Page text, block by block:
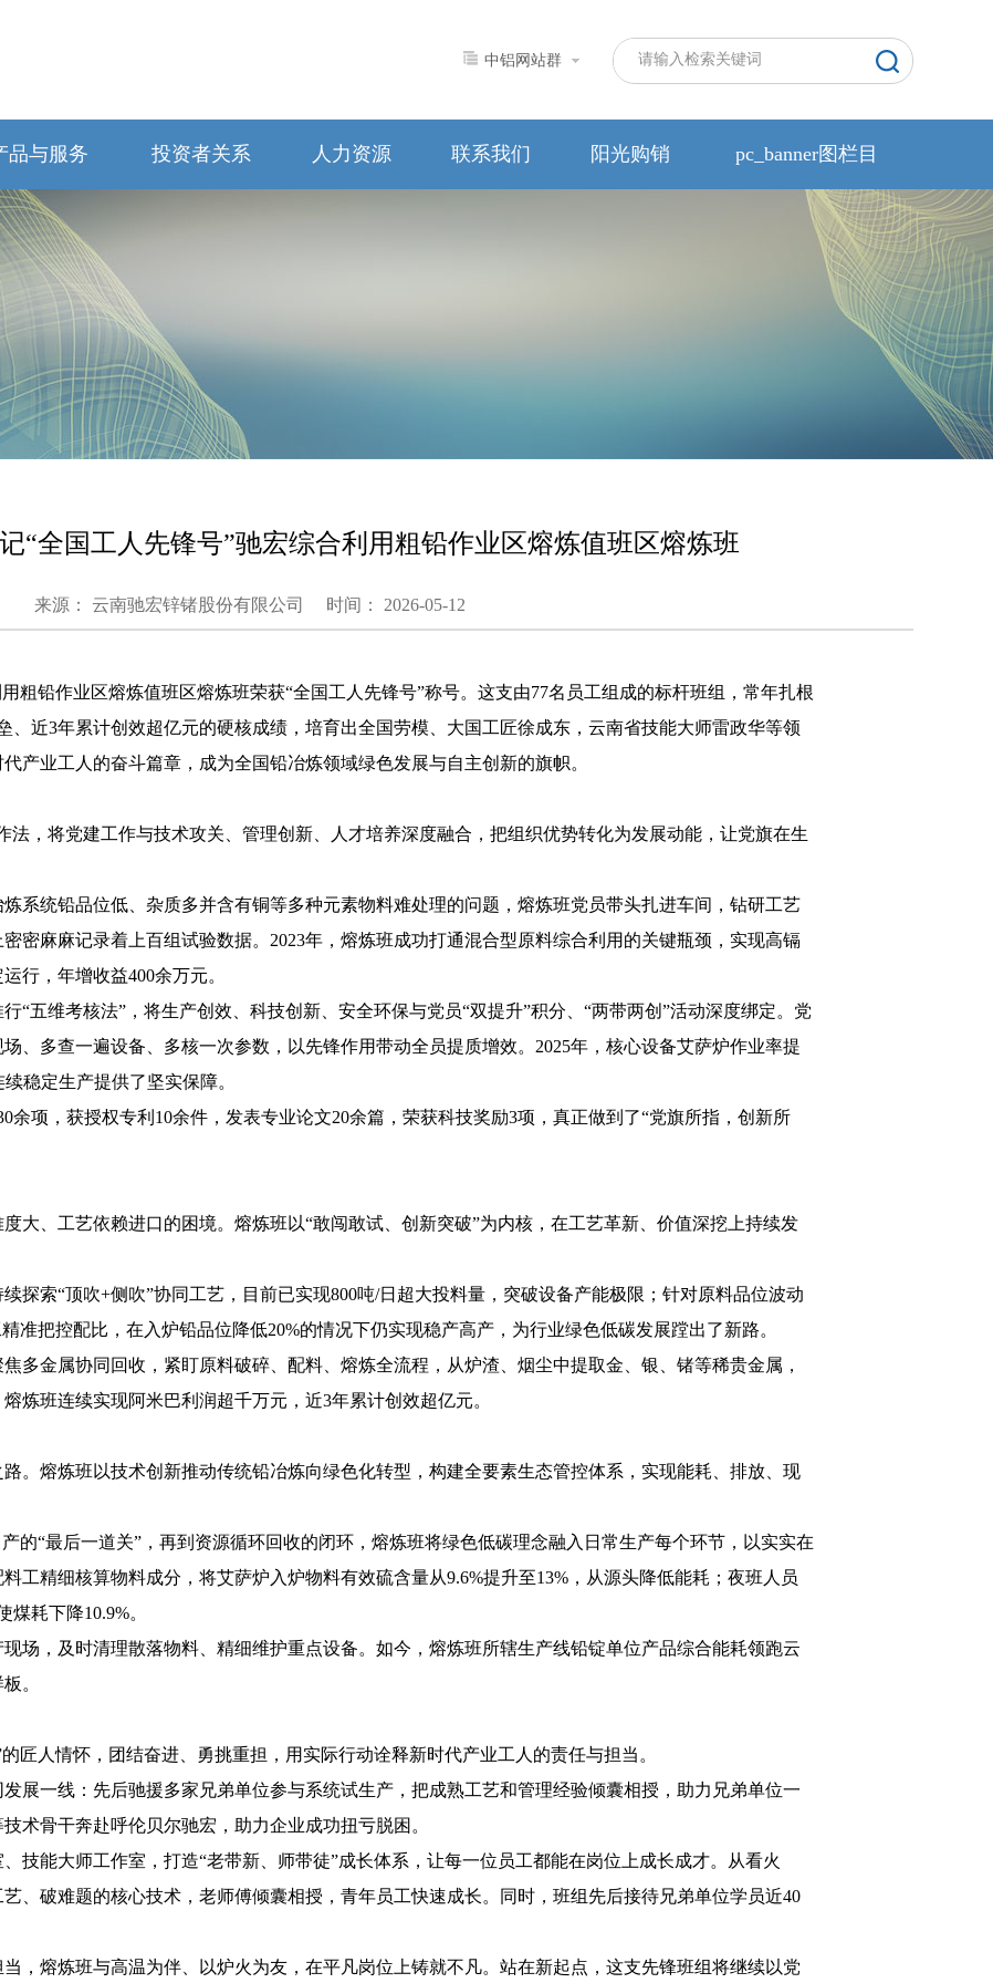
中铝网站群
品与服务 投资者关系 人力资源 联系我们 阳光购销 pc_banner图栏目
全国工人先锋号”驰宏综合利用粗铅作业区熔炼值班区熔炼班
来源： 云南驰宏锌锗股份有限公司 时间： 2026-05-12
粗铅作业区熔炼值班区熔炼班荣获“全国工人先锋号”称号。这支由77名员工组成的标杆班组，常年扎根
、近3年累计创效超亿元的硬核成绩，培育出全国劳模、大国工匠徐成东，云南省技能大师雷政华等领
产业工人的奋斗篇章，成为全国铅冶炼领域绿色发展与自主创新的旗帜。
法，将党建工作与技术攻关、管理创新、人才培养深度融合，把组织优势转化为发展动能，让党旗在生
系统铅品位低、杂质多并含有铜等多种元素物料难处理的问题，熔炼班党员带头扎进车间，钻研工艺
密麻麻记录着上百组试验数据。2023年，熔炼班成功打通混合型原料综合利用的关键瓶颈，实现高镉
行，年增收益400余万元。
“五维考核法”，将生产创效、科技创新、安全环保与党员“双提升”积分、“两带两创”活动深度绑定。党
、多查一遍设备、多核一次参数，以先锋作用带动全员提质增效。2025年，核心设备艾萨炉作业率提
稳定生产提供了坚实保障。
余项，获授权专利10余件，发表专业论文20余篇，荣获科技奖励3项，真正做到了“党旗所指，创新所
大、工艺依赖进口的困境。熔炼班以“敢闯敢试、创新突破”为内核，在工艺革新、价值深挖上持续发
探索“顶吹+侧吹”协同工艺，目前已实现800吨/日超大投料量，突破设备产能极限；针对原料品位波动
准把控配比，在入炉铅品位降低20%的情况下仍实现稳产高产，为行业绿色低碳发展蹚出了新路。
多金属协同回收，紧盯原料破碎、配料、熔炼全流程，从炉渣、烟尘中提取金、银、锗等稀贵金属，
炼班连续实现阿米巴利润超千万元，近3年累计创效超亿元。
。熔炼班以技术创新推动传统铅冶炼向绿色化转型，构建全要素生态管控体系，实现能耗、排放、现
的“最后一道关”，再到资源循环回收的闭环，熔炼班将绿色低碳理念融入日常生产每个环节，以实实在
工精细核算物料成分，将艾萨炉入炉物料有效硫含量从9.6%提升至13%，从源头降低能耗；夜班人员
耗下降10.9%。
场，及时清理散落物料、精细维护重点设备。如今，熔炼班所辖生产线铅锭单位产品综合能耗领跑云
。
匠人情怀，团结奋进、勇挑重担，用实际行动诠释新时代产业工人的责任与担当。
展一线：先后驰援多家兄弟单位参与系统试生产，把成熟工艺和管理经验倾囊相授，助力兄弟单位一
术骨干奔赴呼伦贝尔驰宏，助力企业成功扭亏脱困。
技能大师工作室，打造“老带新、师带徒”成长体系，让每一位员工都能在岗位上成长成才。从看火
、破难题的核心技术，老师傅倾囊相授，青年员工快速成长。同时，班组先后接待兄弟单位学员近40
，熔炼班与高温为伴、以炉火为友，在平凡岗位上铸就不凡。站在新起点，这支先锋班组将继续以党